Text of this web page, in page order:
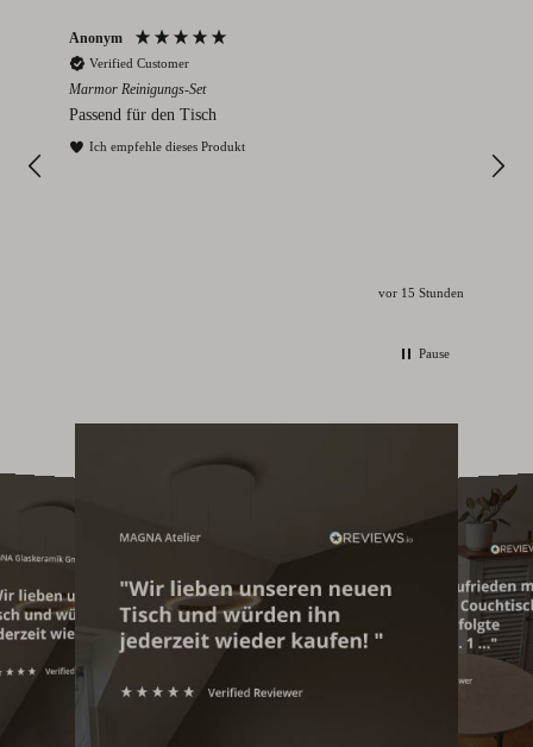
Anonym
Verified Customer
Marmor Reinigungs-Set
Passend für den Tisch
Ich empfehle dieses Produkt
vor 15 Stunden
Pause